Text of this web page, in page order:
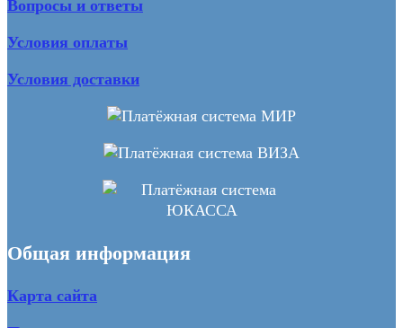
Вопросы и ответы
Условия оплаты
Условия доставки
Общая информация
Карта сайта